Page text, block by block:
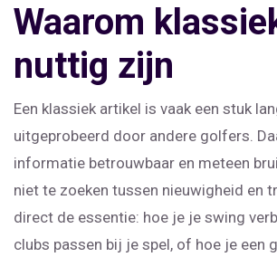
Waarom
nuttig zijn
Een klassiek artikel is vaak een stuk
uitgeprobeerd door andere golfers.
informatie betrouwbaar en meteen
niet te zoeken tussen nieuwigheid en
direct de essentie: hoe je je swing
clubs passen bij je spel, of hoe je een